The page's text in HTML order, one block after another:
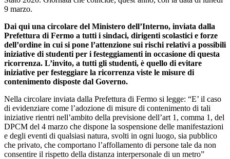
9 marzo.
Dai qui una circolare del Ministero dell’Interno, inviata dalla
Prefettura di Fermo a tutti i sindaci, dirigenti scolastici e forze
dell’ordine in cui si pone l’attenzione sui rischi relativi a possibili
iniziative di studenti per i festeggiamenti in occasione di questa
ricorrenza. L’invito, a tutti gli studenti, è quello di evitare
iniziative per festeggiare la ricorrenza viste le misure di
contenimento disposte dal Governo.
Nella circolare inviata dalla Prefettura di Fermo si legge: “E’ il caso
di evidenziare come l’adozione di misure di contenimento di tali
iniziative rientri nell’ambito della previsione dell’art 1, comma 1, del
DPCM del 4 marzo che dispone la sospensione delle manifestazioni
e degli eventi di qualsiasi natura, svolti in ogni luogo, sia pubblico
che privato, che comportano l’affollamento di persone tale da non
consentire il rispetto della distanza interpersonale di un metro”